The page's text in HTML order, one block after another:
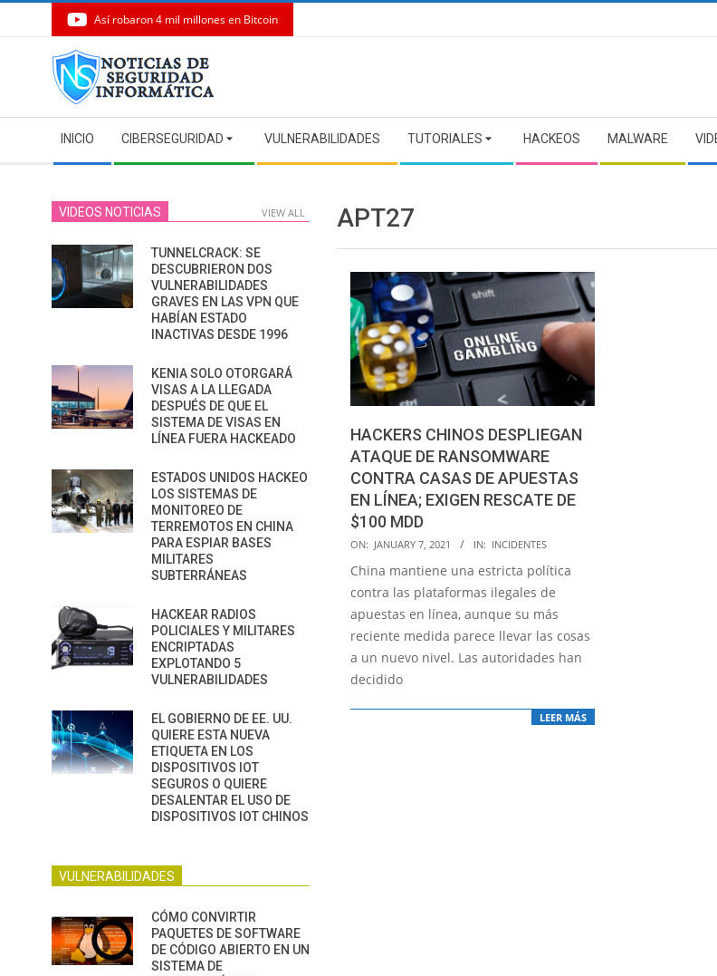
Así robaron 4 mil millones en Bitcoin
Navigation
Menu
INICIO CIBERSEGURIDAD VULNERABILIDADES TUTORIALES HACKEOS MALWARE
APT27
HACKERS CHINOS DESPLIEGAN
ATAQUE DE RANSOMWARE
CONTRA CASAS DE APUESTAS
EN LÍNEA; EXIGEN RESCATE DE
$100 MDD
2021-
01-
07
ON: JANUARY 7, 2021 IN: INCIDENTES
China mantiene una estricta política
contra las plataformas ilegales de
apuestas en línea, aunque su más
reciente medida parece llevar las cosas
a un nuevo nivel. Las autoridades han
decidido
LEER MÁS
VIDEOS NOTICIAS VIEW ALL
TUNNELCRACK: SE
DESCUBRIERON DOS
VULNERABILIDADES
GRAVES EN LAS VPN QUE
HABÍAN ESTADO
INACTIVAS DESDE 1996
KENIA SOLO OTORGARÁ
VISAS A LA LLEGADA
DESPUÉS DE QUE EL
SISTEMA DE VISAS EN
LÍNEA FUERA HACKEADO
ESTADOS UNIDOS HACKEO
LOS SISTEMAS DE
MONITOREO DE
TERREMOTOS EN CHINA
PARA ESPIAR BASES
MILITARES
SUBTERRÁNEAS
HACKEAR RADIOS
POLICIALES Y MILITARES
ENCRIPTADAS
EXPLOTANDO 5
VULNERABILIDADES
EL GOBIERNO DE EE. UU.
QUIERE ESTA NUEVA
ETIQUETA EN LOS
DISPOSITIVOS IOT
SEGUROS O QUIERE
DESALENTAR EL USO DE
DISPOSITIVOS IOT CHINOS
VULNERABILIDADES
CÓMO CONVIRTIR
PAQUETES DE SOFTWARE
DE CÓDIGO ABIERTO EN UN
SISTEMA DE